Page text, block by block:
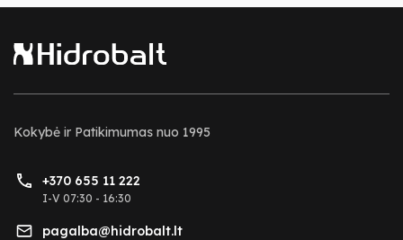
Kokybė ir Patikimumas nuo 1995
+370 655 11 222
I-V 07:30 - 16:30
pagalba@hidrobalt.lt